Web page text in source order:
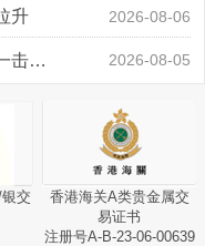
升 2026-08-06
领峰金评：静待小非农指引 黄金或一击破局 2026-08-05
交
香港海关A类贵金属交
易证书
注册号A-B-23-06-00639